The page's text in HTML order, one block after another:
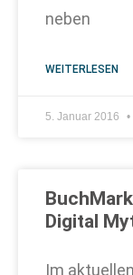
neben
WEITERLESEN
5. Januar 2016
Digital
Im